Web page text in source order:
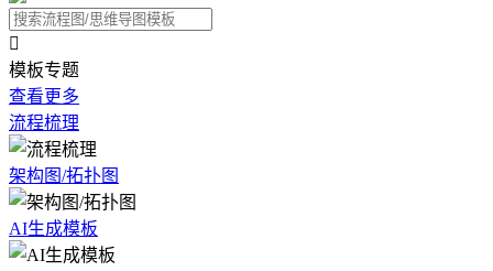

模板专题
查看更多
流程梳理
架构图/拓扑图
AI生成模板